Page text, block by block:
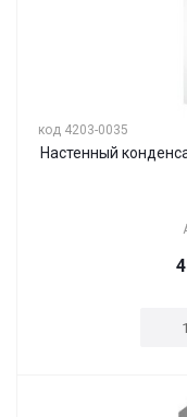
код 4203-0035
Настенный